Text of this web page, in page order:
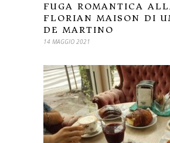
FUGA ROMANTICA
FLORIAN MAISON DI
DE MARTINO
14 MAGGIO 2021